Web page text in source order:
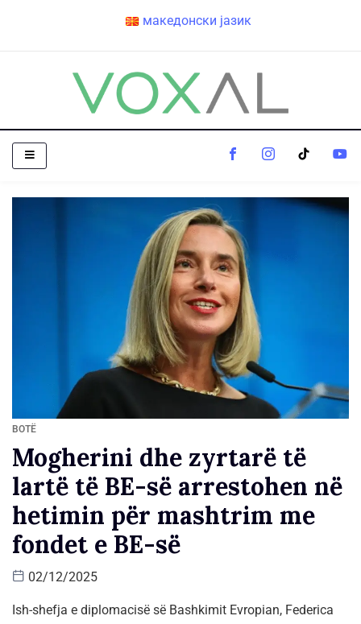
македонски јазик
BOTË
Mogherini dhe zyrtarë të
lartë të BE-së arrestohen në
hetimin për mashtrim me
fondet e BE-së
02/12/2025
Ish-shefja e diplomacisë së Bashkimit Evropian, Federica